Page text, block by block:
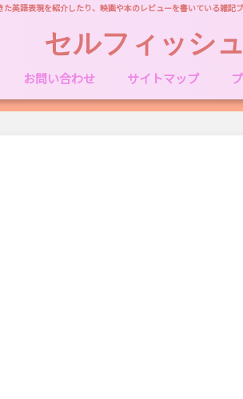
た英語表現を紹介したり、映画や本のレビューを書いている雑記
セルフィッシ
お問い合わせ サイトマップ